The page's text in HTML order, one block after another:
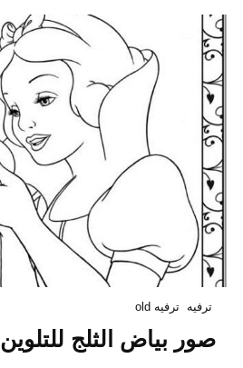
ترفيه ترفيه old
صور بياض الثلج للتلوين